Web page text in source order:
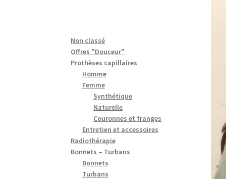
Non classé
Offres "Douceur"
Prothèses capillaires
Homme
Femme
Synthétique
Naturelle
Couronnes et franges
Entretien et accessoires
Radiothérapie
Bonnets – Turbans
Bonnets
Turbans